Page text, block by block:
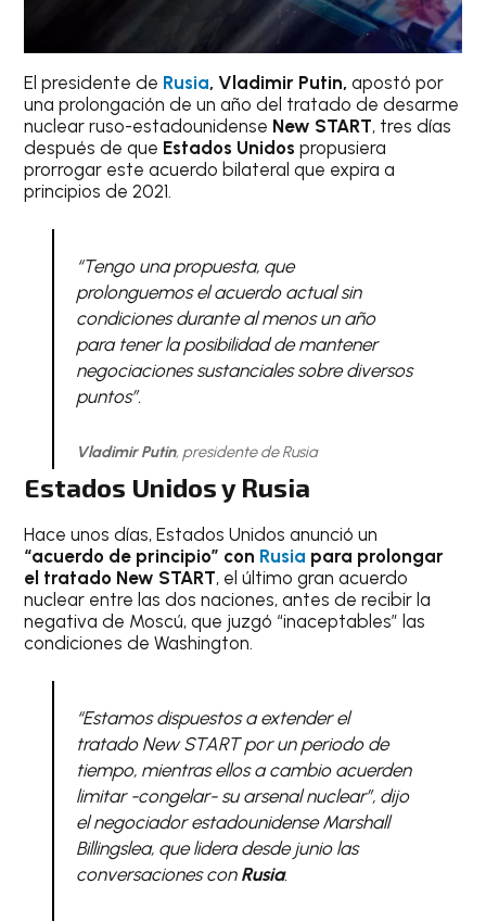
El presidente de Rusia, Vladimir Putin,apostó por
una prolongación de un año del tratado de desarme
nuclear ruso-estadounidense New START, tres días
después de que Estados Unidospropusiera
prorrogar este acuerdo bilateral que expira a
principios de 2021.
“Tengo una propuesta, que
prolonguemos el acuerdo actual sin
condiciones durante al menos un año
para tener la posibilidad de mantener
negociaciones sustanciales sobre diversos
puntos”.
Vladimir Putin, presidente de Rusia
Estados Unidos y Rusia
Hace unos días, Estados Unidos anunció un
“acuerdo de principio” con Rusia para prolongar
el tratado New START, el último gran acuerdo
nuclear entre las dos naciones, antes de recibir la
negativa de Moscú, que juzgó “inaceptables” las
condiciones de Washington.
“Estamos dispuestos a extender el
tratado New START por un periodo de
tiempo, mientras ellos a cambio acuerden
limitar -congelar- su arsenal nuclear”, dijo
el negociador estadounidense Marshall
Billingslea, que lidera desde junio las
conversaciones conRusia.